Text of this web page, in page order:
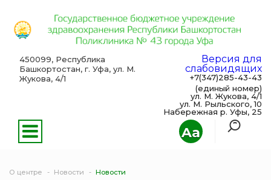
Aa
450099, Республика
Башкортостан, г. Уфа, ул. М.
Жукова, 4/1
Версия для
слабовидящих
+7(347)285-43-43
(единый номер)
ул. М. Жукова, 4/1
ул. М. Рыльского, 10
Набережная р. Уфы, 25
О центре Новости Новости